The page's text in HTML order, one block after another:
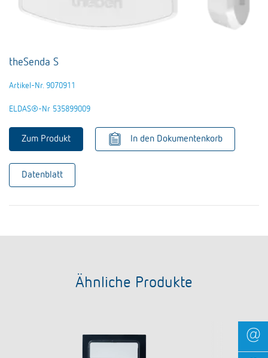
theSenda S
Artikel-Nr. 9070911
ELDAS®-Nr 535899009
Zum Produkt In den Dokumentenkorb
Datenblatt
Ähnliche Produkte